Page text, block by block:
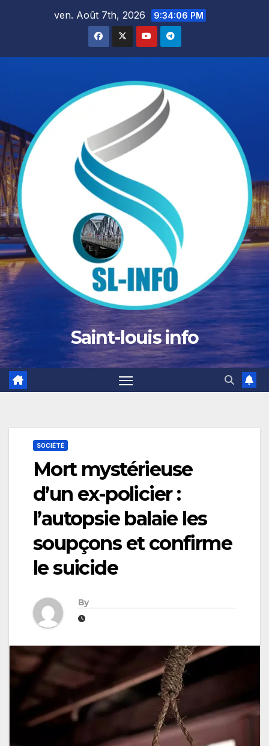
ven. Août 7th, 2026 9:34:07 PM
Saint-louis info
SOCIÉTÉ
Mort mystérieuse
d’un ex-policier :
l’autopsie balaie les
soupçons et confirme
le suicide
By